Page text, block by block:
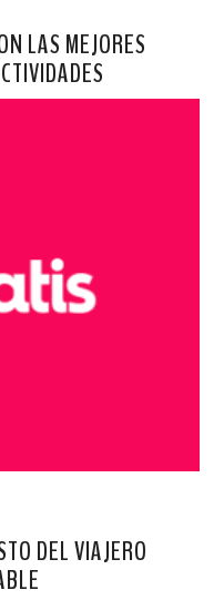
LAS MEJORES
DEL VIAJERO